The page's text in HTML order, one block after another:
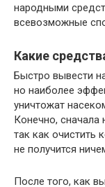
народными
всевозможные
Какие
Быстро вывести
но наиболее
уничтожат
Конечно, сначала
так как очистить
не получится
После того, как